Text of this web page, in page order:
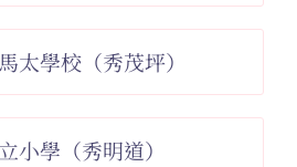
太學校（秀茂坪）
小學（秀明道）